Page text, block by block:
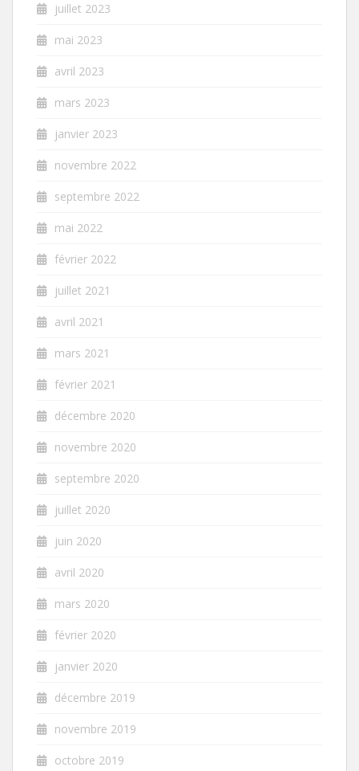
juillet 2023
mai 2023
avril 2023
mars 2023
janvier 2023
novembre 2022
septembre 2022
mai 2022
février 2022
juillet 2021
avril 2021
mars 2021
février 2021
décembre 2020
novembre 2020
septembre 2020
juillet 2020
juin 2020
avril 2020
mars 2020
février 2020
janvier 2020
décembre 2019
novembre 2019
octobre 2019